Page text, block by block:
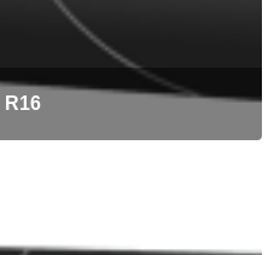
R16